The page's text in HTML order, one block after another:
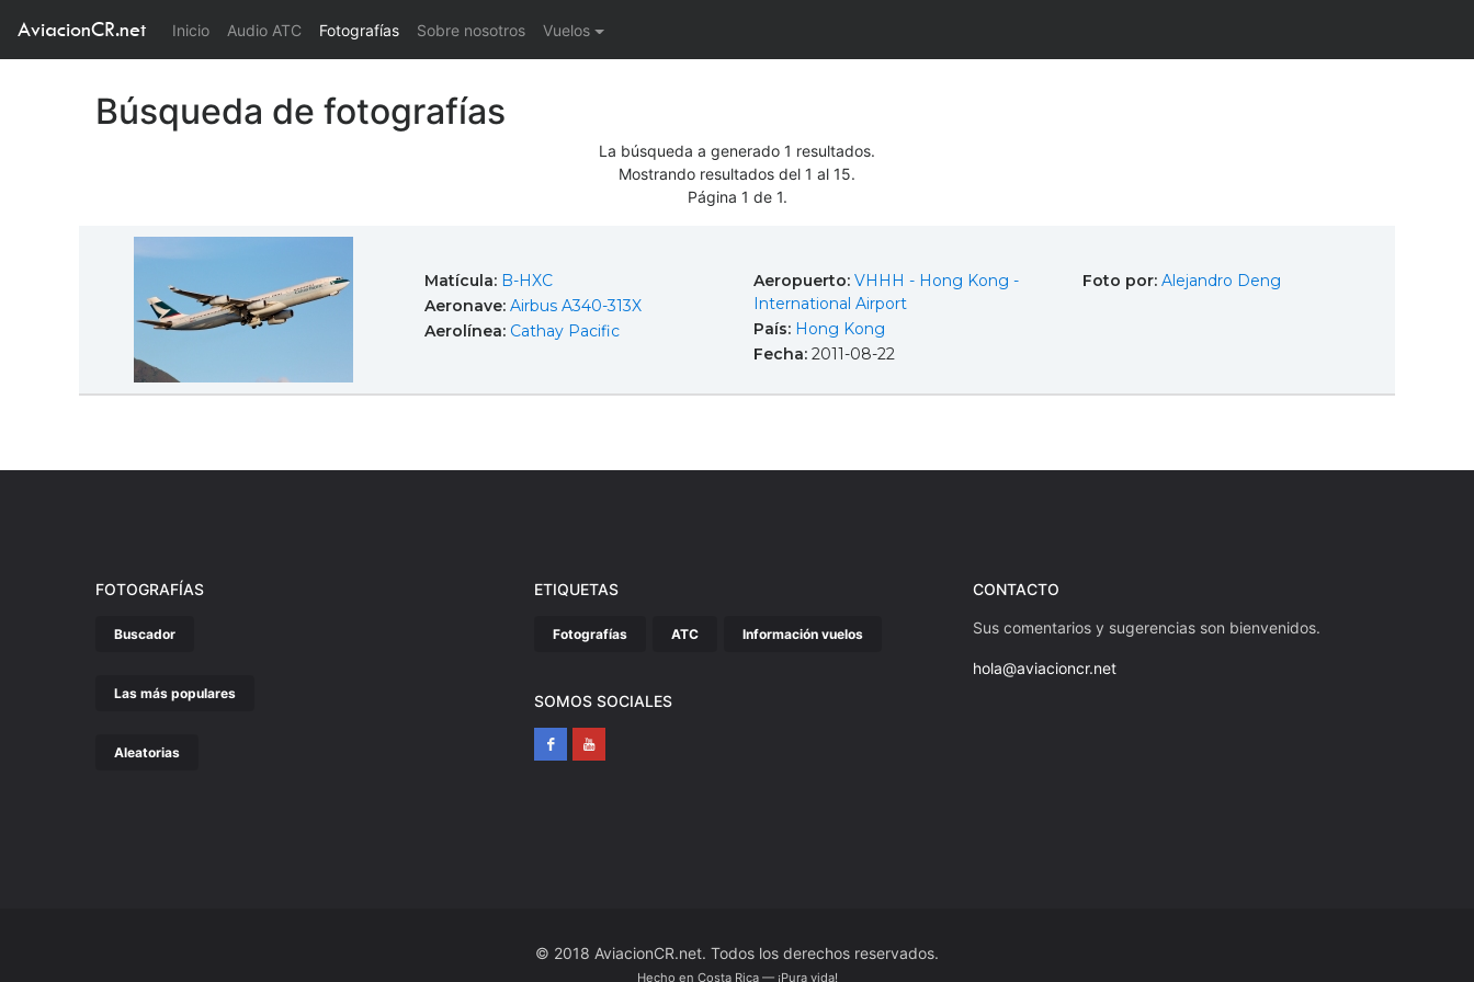
AviacionCR.net Inicio(current)
Audio ATC Fotografías Sobre nosotros Vuelos
Búsqueda de fotografías
La búsqueda a generado 1 resultados.
Mostrando resultados del 1 al 15.
Página 1 de 1.
Matícula: B-HXC
Aeronave: Airbus A340-313X
Aerolínea: Cathay Pacific
Aeropuerto: VHHH - Hong Kong -
International Airport
País: Hong Kong
Fecha: 2011-08-22
Foto por: Alejandro Deng
FOTOGRAFÍAS
Buscador
Las más populares
Aleatorias
ETIQUETAS
Fotografías ATC Información vuelos
SOMOS SOCIALES
CONTACTO
Sus comentarios y sugerencias son bienvenidos.
hola@aviacioncr.net
© 2018 AviacionCR.net. Todos los derechos reservados.
Hecho en Costa Rica — ¡Pura vida!